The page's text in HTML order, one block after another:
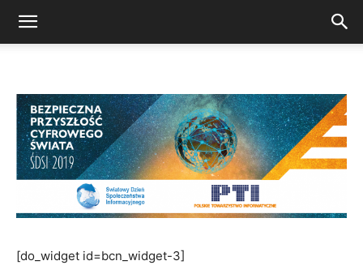
[do_widget id=bcn_widget-3]